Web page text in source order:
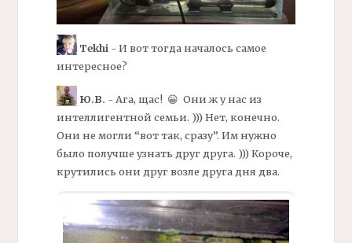
Tekhi - И вот тогда началось самое
интересное?
Ю.В. - Ага, щас! 😀 Они ж у нас из
интеллигентной семьи. ))) Нет, конечно.
Они не могли “вот так, сразу”. Им нужно
было получше узнать друг друга. ))) Короче,
крутились они друг возле друга дня два.